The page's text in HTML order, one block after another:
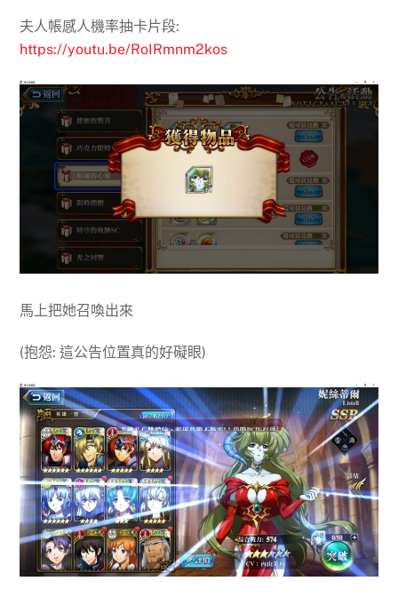
夫人帳感人機率抽卡片段:
https://youtu.be/RoIRmnm2kos
馬上把她召喚出來
(抱怨: 這公告位置真的好礙眼)